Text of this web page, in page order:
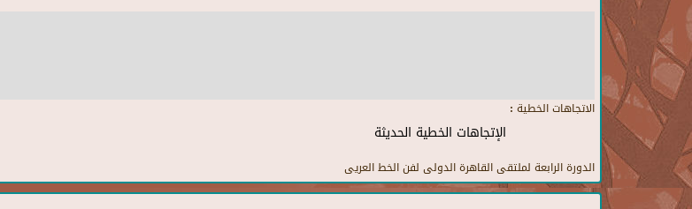
الاتجاهات الخطية :
الإتجاهات الخطية الحديثة
الدورة الرابعة لملتقى القاهرة الدولى لفن الخط العريى